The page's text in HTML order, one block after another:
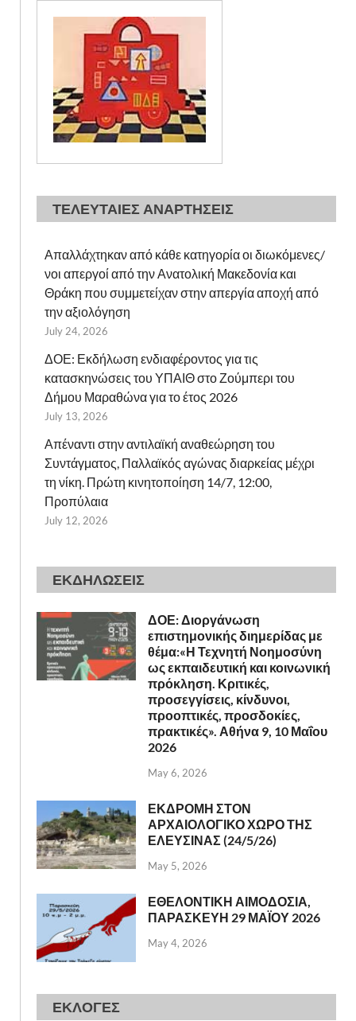
ΤΕΛΕΥΤΑΙΕΣ ΑΝΑΡΤΗΣΕΙΣ
Απαλλάχτηκαν από κάθε κατηγορία οι διωκόμενες/
νοι απεργοί από την Ανατολική Μακεδονία και
Θράκη που συμμετείχαν στην απεργία αποχή από
την αξιολόγηση
July 24, 2026
ΔΟΕ: Εκδήλωση ενδιαφέροντος για τις
κατασκηνώσεις του ΥΠΑΙΘ στο Ζούμπερι του
Δήμου Μαραθώνα για το έτος 2026
July 13, 2026
Απέναντι στην αντιλαϊκή αναθεώρηση του
Συντάγματος, Παλλαϊκός αγώνας διαρκείας μέχρι
τη νίκη. Πρώτη κινητοποίηση 14/7, 12:00,
Προπύλαια
July 12, 2026
ΕΚΔΗΛΩΣΕΙΣ
ΔΟΕ: Διοργάνωση
επιστημονικής διημερίδας με
θέμα:«Η Τεχνητή Νοημοσύνη
ως εκπαιδευτική και κοινωνική
πρόκληση. Κριτικές,
προσεγγίσεις, κίνδυνοι,
προοπτικές, προσδοκίες,
πρακτικές». Αθήνα 9, 10 Μαΐου
2026
May 6, 2026
ΕΚΔΡΟΜΗ ΣΤΟΝ
ΑΡΧΑΙΟΛΟΓΙΚΟ ΧΩΡΟ ΤΗΣ
ΕΛΕΥΣΙΝΑΣ (24/5/26)
May 5, 2026
ΕΘΕΛΟΝΤΙΚΗ ΑΙΜΟΔΟΣΙΑ,
ΠΑΡΑΣΚΕΥΗ 29 ΜΑΪΟΥ 2026
May 4, 2026
ΕΚΛΟΓΕΣ